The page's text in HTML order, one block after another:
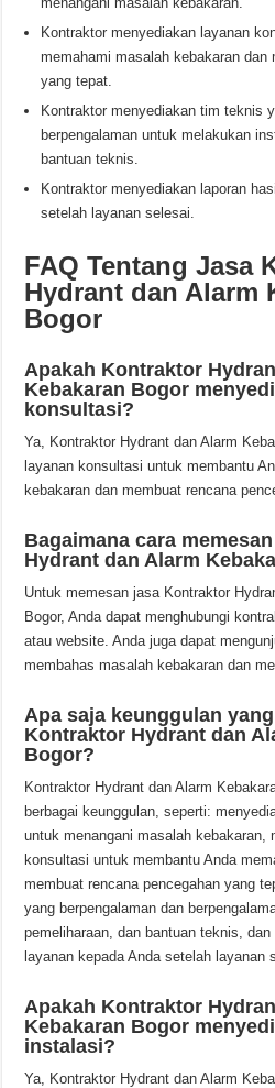
Kontraktor menyediakan layanan
memahami masalah kebakaran dan
yang tepat.
Kontraktor menyediakan tim teknis
berpengalaman untuk melakukan
bantuan teknis.
Kontraktor menyediakan laporan
setelah layanan selesai.
FAQ Tentang Jasa
Hydrant dan Alarm
Bogor
Apakah Kontraktor
Kebakaran Bogor
konsultasi?
Ya, Kontraktor Hydrant dan Alarm
layanan konsultasi untuk membantu
kebakaran dan membuat rencana
Bagaimana cara
Hydrant dan Alarm
Untuk memesan jasa Kontraktor
Bogor, Anda dapat menghubungi
atau website. Anda juga dapat
membahas masalah kebakaran dan
Apa saja keunggulan
Kontraktor Hydrant dan
Bogor?
Kontraktor Hydrant dan Alarm
berbagai keunggulan, seperti:
untuk menangani masalah kebakaran,
konsultasi untuk membantu Anda
membuat rencana pencegahan yang
yang berpengalaman dan
pemeliharaan, dan bantuan teknis, dan
layanan kepada Anda setelah layanan
Apakah Kontraktor
Kebakaran Bogor
instalasi?
Ya, Kontraktor Hydrant dan Alarm